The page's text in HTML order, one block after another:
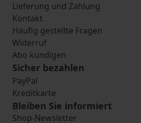
Lieferung und Zahlung
Kontakt
Häufig gestellte Fragen
Widerruf
Abo kündigen
Sicher bezahlen
PayPal
Kreditkarte
Bleiben Sie informiert
Shop-Newsletter